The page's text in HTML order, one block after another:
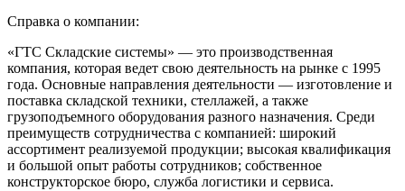
Справка о компании:
«ГТС Складские системы» — это производственная
компания, которая ведет свою деятельность на рынке с 1995
года. Основные направления деятельности — изготовление и
поставка складской техники, стеллажей, а также
грузоподъемного оборудования разного назначения. Среди
преимуществ сотрудничества с компанией: широкий
ассортимент реализуемой продукции; высокая квалификация
и большой опыт работы сотрудников; собственное
конструкторское бюро, служба логистики и сервиса.